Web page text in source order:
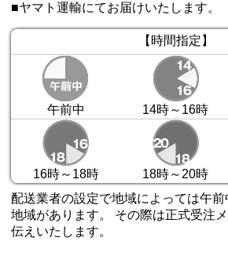
■ヤマト運輸にてお届けいたします。
【時間指定】
午前中 14時～16時
16時～18時 18時～20時
配送業者の設定で地域によっては午
地域があります。 その際は正式受注
伝えいたします。